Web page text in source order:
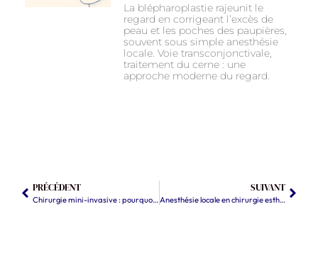
La blépharoplastie rajeunit le
regard en corrigeant l’excès de
peau et les poches des paupières,
souvent sous simple anesthésie
locale. Voie transconjonctivale,
traitement du cerne : une
approche moderne du regard.
PRÉCÉDENT
Chirurgie mini-invasive : pourquoi elle remplace de plus en plus les opérations lourdes
SUIVANT
Anesthésie locale en chirurgie esthétique : quelles interventions, quelles limites, quels critères ?